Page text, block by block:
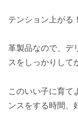
テンション上がる
革製品なので、デ
スをしっかりして
このいい子に育て
ンスをする時間、